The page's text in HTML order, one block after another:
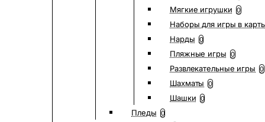
Мягкие игрушки 0
Наборы для игры в
Нарды 0
Пляжные игры 0
Развлекательные игры 0
Шахматы 0
Шашки 0
Пледы 0